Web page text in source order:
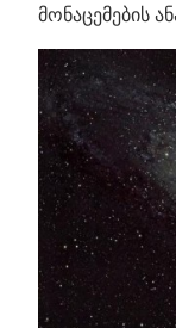
მონაცემების